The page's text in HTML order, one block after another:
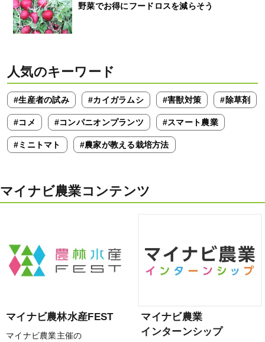
野菜でお得にフードロスを減らそう
人気のキーワード
#生産者の試み #カイガラムシ #害獣対策 #除草剤
#コメ #コンパニオンプランツ #スマート農業
#ミニトマト #農家が教える栽培方法
マイナビ農業コンテンツ
マイナビ農林水産FEST
マイナビ農業主催の
マイナビ農業
インターンシップ